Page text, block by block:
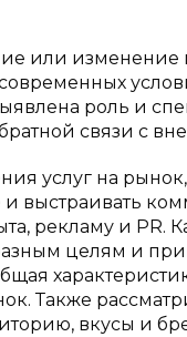
или
роль и
связи с
услуг на
выстраивать
рекламу и PR.
целям и
Также
вкусы и